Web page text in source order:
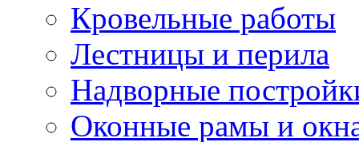
Кровельные работы
Лестницы и перила
Надворные
Оконные рамы и